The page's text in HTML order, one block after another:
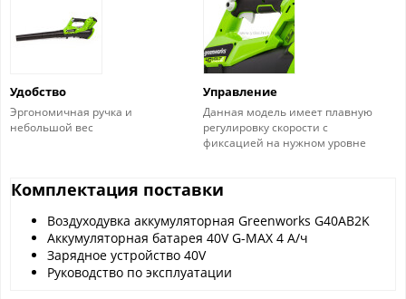
Удобство
Эргономичная ручка и
небольшой вес
Управление
Данная модель имеет плавную
регулировку скорости с
фиксацией на нужном уровне
Комплектация поставки
Воздуходувка аккумуляторная Greenworks G40AB2K
Аккумуляторная батарея 40V G-MAX 4 А/ч
Зарядное устройство 40V
Руководство по эксплуатации